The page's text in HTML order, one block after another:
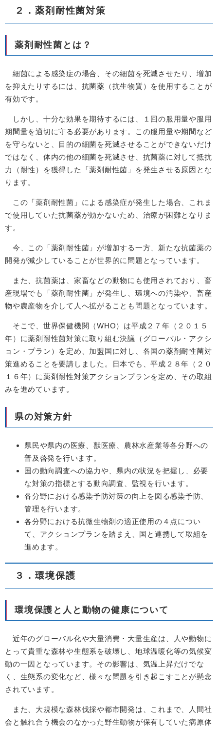
２．薬剤耐性菌対策
薬剤耐性菌とは？
細菌による感染症の場合、その細菌を死滅させたり、増加
を抑えたりするには、抗菌薬（抗生物質）を使用することが
有効です。
しかし、十分な効果を期待するには、１回の服用量や服用
期間量を適切に守る必要があります。この服用量や期間など
を守らないと、目的の細菌を死滅させることができないだけ
ではなく、体内の他の細菌を死滅させ、抗菌薬に対して抵抗
力（耐性）を獲得した「薬剤耐性菌」を発生させる原因とな
ります。
この「薬剤耐性菌」による感染症が発生した場合、これま
で使用していた抗菌薬が効かないため、治療が困難となりま
す。
今、この「薬剤耐性菌」が増加する一方、新たな抗菌薬の
開発が減少していることが世界的に問題となっています。
また、抗菌薬は、家畜などの動物にも使用されており、畜
産現場でも「薬剤耐性菌」が発生し、環境への汚染や、畜産
物や農産物を介して人へ拡がることも問題となっています。
そこで、世界保健機関（WHO）は平成２７年（２０１５
年）に薬剤耐性菌対策に取り組む決議（グローバル・アクシ
ョン・プラン）を定め、加盟国に対し、各国の薬剤耐性菌対
策進めることを要請しました。日本でも、平成２８年（２０
１６年）に薬剤耐性対策アクションプランを定め、その取組
みを進めています。
県の対策方針
県民や県内の医療、獣医療、農林水産業等各分野への
普及啓発を行います。
国の動向調査への協力や、県内の状況を把握し、必要
な対策の指標とする動向調査、監視を行います。
各分野における感染予防対策の向上を図る感染予防、
管理を行います。
各分野における抗微生物剤の適正使用の４点につい
て、アクションプランを踏まえ、国と連携して取組を
進めます。
３．環境保護
環境保護と人と動物の健康について
近年のグローバル化や大量消費・大量生産は、人や動物に
とって貴重な森林や生態系を破壊し、地球温暖化等の気候変
動の一因となっています。その影響は、気温上昇だけでな
く、生態系の変化など、様々な問題を引き起こすことが懸念
されています。
また、大規模な森林伐採や都市開発は、これまで、人間社
会と触れ合う機会のなかった野生動物が保有していた病原体